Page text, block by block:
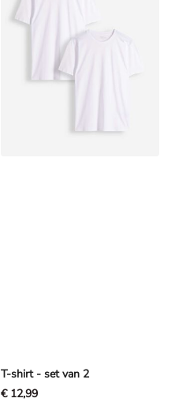
T-shirt - set van 2
€ 12,99